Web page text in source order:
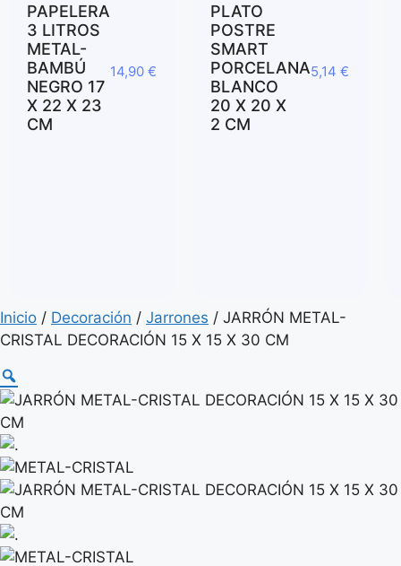
PAPELERA
3 LITROS
METAL-
BAMBÚ
NEGRO 17
X 22 X 23
CM
14,90 €
PLATO
POSTRE
SMART
PORCELANA
BLANCO
20 X 20 X
2 CM
5,14 €
Inicio / Decoración / Jarrones / JARRÓN METAL-
CRISTAL DECORACIÓN 15 X 15 X 30 CM